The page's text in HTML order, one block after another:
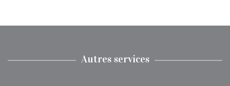
Autres services